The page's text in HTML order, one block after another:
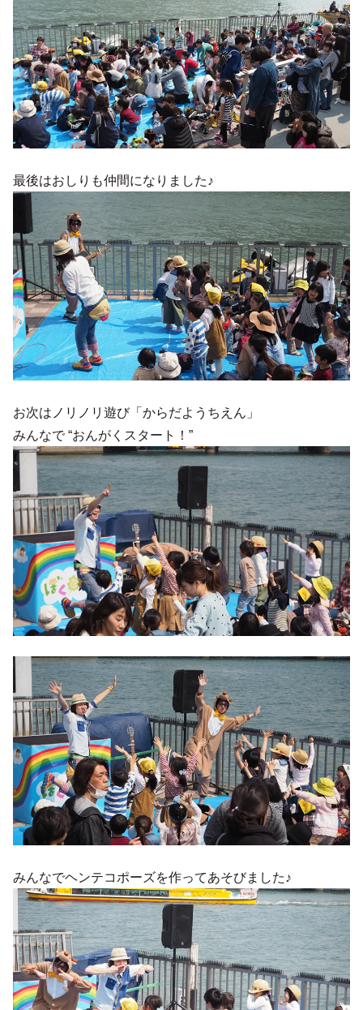
最後はおしりも仲間になりました♪
お次はノリノリ遊び「からだようちえん」
みんなで “おんがくスタート！”
みんなでヘンテコポーズを作ってあそびました♪